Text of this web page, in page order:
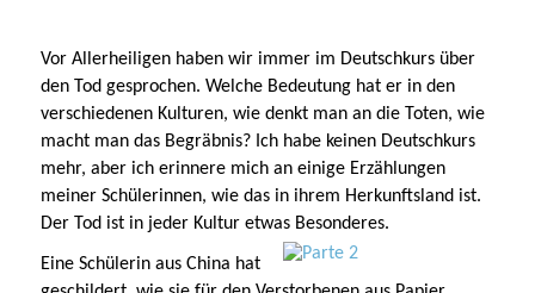
Vor Allerheiligen haben wir immer im Deutschkurs über
den Tod gesprochen. Welche Bedeutung hat er in den
verschiedenen Kulturen, wie denkt man an die Toten, wie
macht man das Begräbnis? Ich habe keinen Deutschkurs
mehr, aber ich erinnere mich an einige Erzählungen
meiner Schülerinnen, wie das in ihrem Herkunftsland ist.
Der Tod ist in jeder Kultur etwas Besonderes.
Eine Schülerin aus China hat